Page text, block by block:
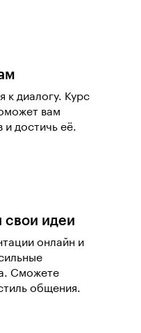
к диалогу. Курс
вам
и достичь её.
свои идеи
онлайн и
Сможете
общения.